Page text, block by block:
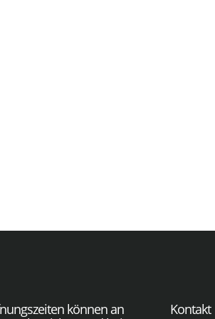
können an
Kontakt